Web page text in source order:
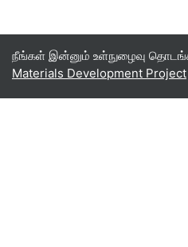
நீங்கள் இன்னும் உள்நுழைவு
Materials Development Project
Tamil ‎(ta)‎